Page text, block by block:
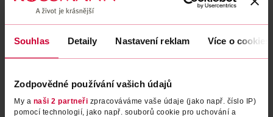
Souhlas Detaily Nastavení reklam Více o cookies
Zodpovědné používání vašich údajů
My a naši 2 partneři zpracováváme vaše údaje (jako např. číslo IP)
pomocí technologií, jako např. souborů cookie pro uchování a